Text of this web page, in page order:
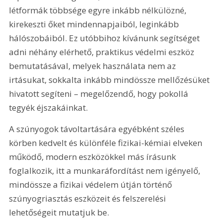
létformák többsége egyre inkább nélkülözné,
kirekeszti őket mindennapjaiból, leginkább
hálószobáiból. Ez utóbbihoz kívánunk segítséget
adni néhány elérhető, praktikus védelmi eszköz
bemutatásával, melyek használata nem az
irtásukat, sokkalta inkább mindössze mellőzésüket
hivatott segíteni – megelőzendő, hogy pokollá
tegyék éjszakáinkat.
A szúnyogok távoltartására egyébként széles
körben kedvelt és különféle fizikai-kémiai elveken
működő, modern eszközökkel más írásunk
foglalkozik, itt a munkaráfordítást nem igényelő,
mindössze a fizikai védelem útján történő
szúnyogriasztás eszközeit és felszerelési
lehetőségeit mutatjuk be.